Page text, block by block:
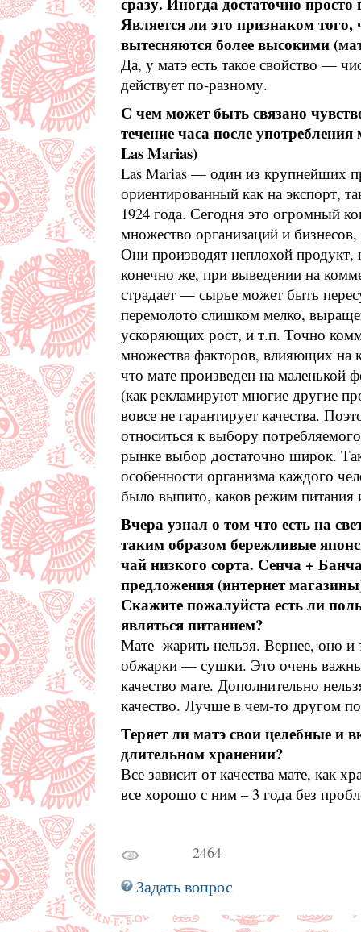
Является ли это признаком того,
вытесняются более высокими
Да, у матэ есть такое свойство —
действует по-разному.
С чем может быть связано
течение часа после
Las Marias)
Las Marias — один из крупнейших
ориентированный как на экспорт,
1924 года. Сегодня это огромный
множество организаций и
Они производят неплохой продукт,
конечно же, при выведении на
страдает — сырье может быть
перемолото слишком мелко,
ускоряющих рост, и т.п. Точно
множества факторов, влияющих на
что мате произведен на маленькой
(как рекламируют многие другие
вовсе не гарантирует качества.
относиться к выбору
рынке выбор достаточно широк.
особенности организма каждого
было выпито, каков режим питания
Вчера узнал о том что есть на
таким образом бережливые
чай низкого сорта. Сенча +
предложения (интернет
Скажите пожалуйста есть ли
являться питанием?
Мате жарить нельзя. Вернее, оно и
обжарки — сушки. Это очень
качество мате. Дополнительно
качество. Лучше в чем-то другом
Теряет ли матэ свои целебные и
длительном хранении?
Все зависит от качества мате, как
все хорошо с ним – 3 года без
2464
Задать вопрос